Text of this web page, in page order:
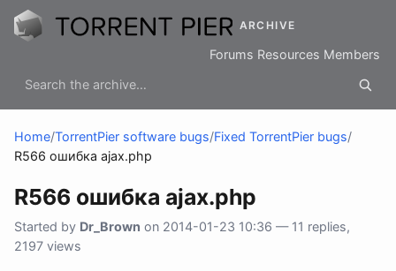
ARCHIVE
Forums Resources Members
Home/TorrentPier software bugs/Fixed TorrentPier bugs/
R566 ошибка ajax.php
R566 ошибка ajax.php
Started by Dr_Brown on 2014-01-23 10:36 — 11 replies,
2197 views